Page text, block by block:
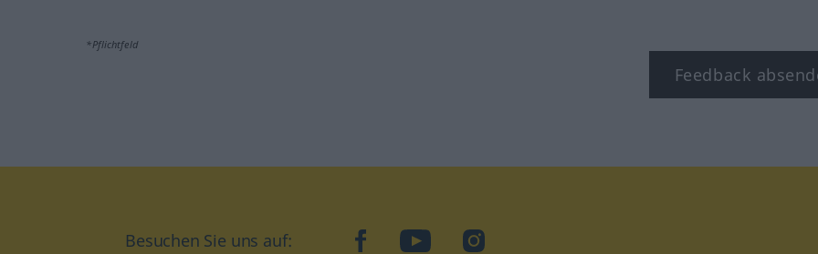
*Pflichtfeld
Feedback
Besuchen Sie uns auf: facebookYouTubeInstagram